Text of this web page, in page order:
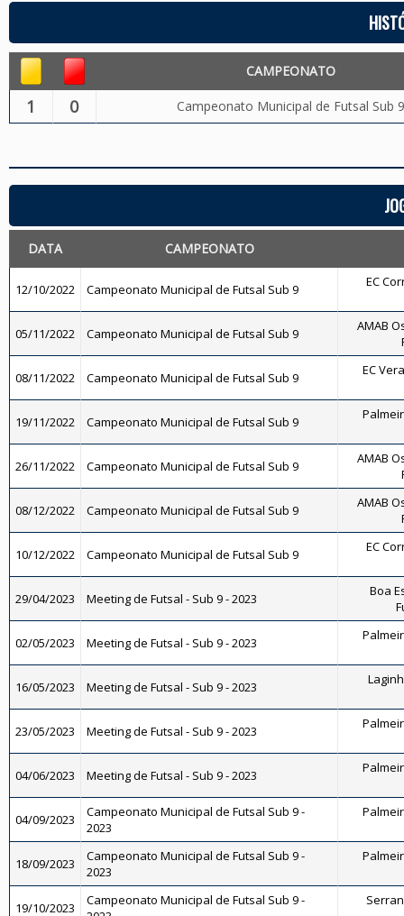
CAMPEONATO
1 0 Campeonato Municipal de Futsal Sub 9
DATA CAMPEONATO
12/10/2022 Campeonato Municipal de Futsal Sub 9 EC
05/11/2022 Campeonato Municipal de Futsal Sub 9
AMAB
08/11/2022 Campeonato Municipal de Futsal Sub 9 EC
19/11/2022 Campeonato Municipal de Futsal Sub 9
26/11/2022 Campeonato Municipal de Futsal Sub 9
AMAB
08/12/2022 Campeonato Municipal de Futsal Sub 9
AMAB
10/12/2022 Campeonato Municipal de Futsal Sub 9 EC
29/04/2023 Meeting de Futsal - Sub 9 - 2023
Boa
02/05/2023 Meeting de Futsal - Sub 9 - 2023
16/05/2023 Meeting de Futsal - Sub 9 - 2023
23/05/2023 Meeting de Futsal - Sub 9 - 2023
04/06/2023 Meeting de Futsal - Sub 9 - 2023
04/09/2023
Campeonato Municipal de Futsal Sub 9 -
2023
18/09/2023
Campeonato Municipal de Futsal Sub 9 -
2023
19/10/2023
Campeonato Municipal de Futsal Sub 9 -